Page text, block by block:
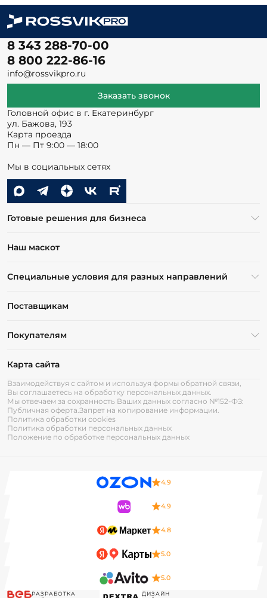
8 343 288-70-00
8 800 222-86-16
info@rossvikpro.ru
Заказать звонок
Головной офис в г. Екатеринбург
ул. Бажова, 193
Карта проезда
Пн — Пт 9:00 — 18:00
Мы в социальных сетях
Готовые решения для бизнеса
Наш маскот
Специальные условия для разных направлений
Поставщикам
Покупателям
Карта сайта
Взаимодействуя с сайтом и используя формы обратной связи,
Вы соглашаетесь на обработку персональных данных.
Мы отвечаем за сохранность Ваших данных согласно №152-ФЗ:
Публичная оферта. Запрет на копирование информации.
Политика обработки cookies
Политика обработки персональных данных
Положение по обработке персональных данных
4.9
4.9
4.8
5.0
5.0
РАЗРАБОТКА
ДИЗАЙН